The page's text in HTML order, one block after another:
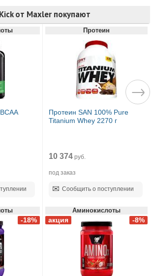
от Maxler покупают
Протеин
Протеин SAN 100% Pure
Titanium Whey 2270 г
10 374 руб.
под заказ
Сообщить о поступлении
Аминокислоты